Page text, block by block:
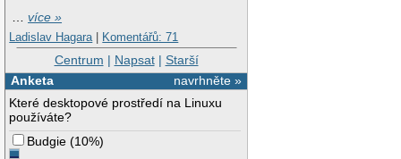
…více »
Ladislav Hagara | Komentářů: 71
Centrum | Napsat| Starší
navrhněte »
Anketa
Které desktopové prostředí na Linuxu
používáte?
Budgie (10%)